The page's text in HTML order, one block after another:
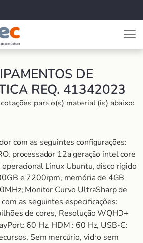
DE
REQ. 41342023
para o(s) material (is) abaixo:
com as seguintes configurações:
processador 12a geração intel core
Linux Ubuntu, disco rígido
e 7200rpm, memória de 4GB
Monitor Curvo UltraSharp de
as seguintes especificações:
de cores, Resolução WQHD+
60 Hz, HDMI: 60 Hz, USB-C:
Sem mercúrio, vidro sem